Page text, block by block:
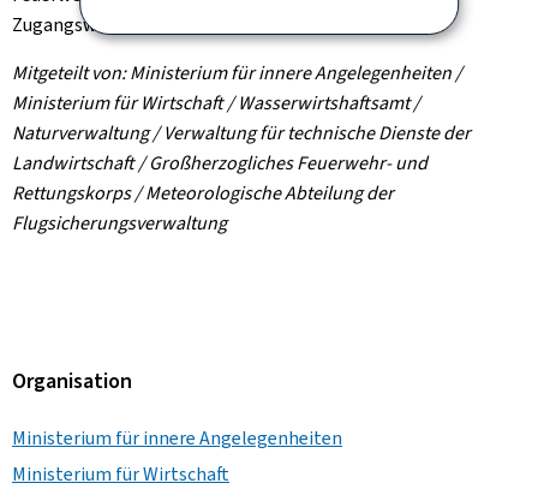
Zugangswege.
Mitgeteilt von: Ministerium für innere Angelegenheiten /
Ministerium für Wirtschaft / Wasserwirtshaftsamt /
Naturverwaltung / Verwaltung für technische Dienste der
Landwirtschaft / Großherzogliches Feuerwehr- und
Rettungskorps / Meteorologische Abteilung der
Flugsicherungsverwaltung
Organisation
Ministerium für innere Angelegenheiten
Ministerium für Wirtschaft